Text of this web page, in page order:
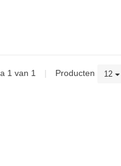
1 van 1 | Producten 12